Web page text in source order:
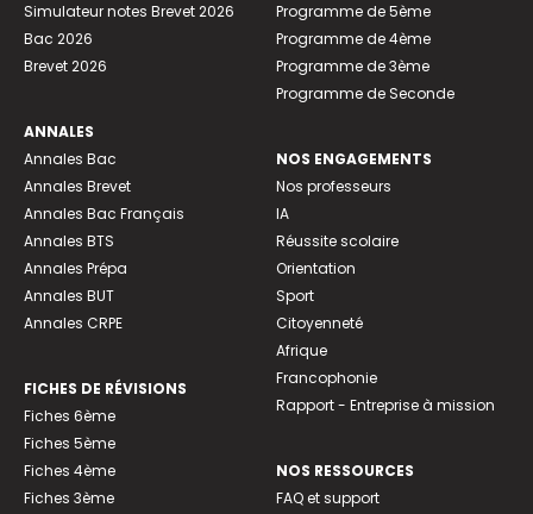
Simulateur notes Brevet 2026
Bac 2026
Brevet 2026
ANNALES
Annales Bac
Annales Brevet
Annales Bac Français
Annales BTS
Annales Prépa
Annales BUT
Annales CRPE
FICHES DE RÉVISIONS
Fiches 6ème
Fiches 5ème
Fiches 4ème
Fiches 3ème
Programme de 5ème
Programme de 4ème
Programme de 3ème
Programme de Seconde
NOS ENGAGEMENTS
Nos professeurs
IA
Réussite scolaire
Orientation
Sport
Citoyenneté
Afrique
Francophonie
Rapport - Entreprise à mission
NOS RESSOURCES
FAQ et support